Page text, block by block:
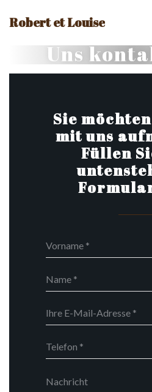
Robert et Louise
Uns
Sie
mit uns
Füllen